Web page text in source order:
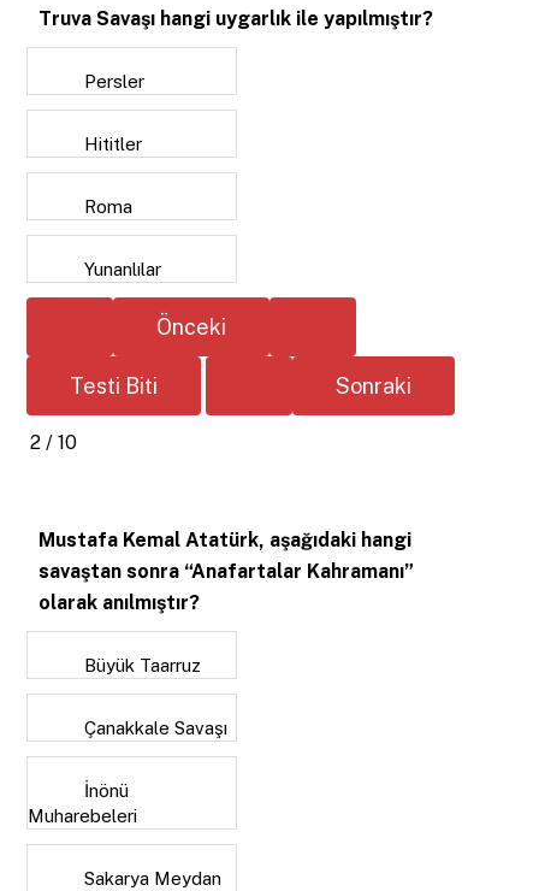
Truva Savaşı hangi uygarlık ile yapılmıştır?
Persler
Hititler
Roma
Yunanlılar
2 / 10
Mustafa Kemal Atatürk, aşağıdaki hangi
savaştan sonra “Anafartalar Kahramanı”
olarak anılmıştır?
Büyük Taarruz
Çanakkale Savaşı
İnönü
Muharebeleri
Sakarya Meydan